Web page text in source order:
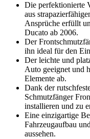
Die perfektionierte
aus
Ansprüche erfüllt
Ducato ab 2006.
Der
ihn ideal für den
Der leichte und
Auto geeignet und
Elemente ab.
Dank der
Schmutzfänger
installieren und zu
Eine einzigartige
Fahrzeugaufbau
aussehen.